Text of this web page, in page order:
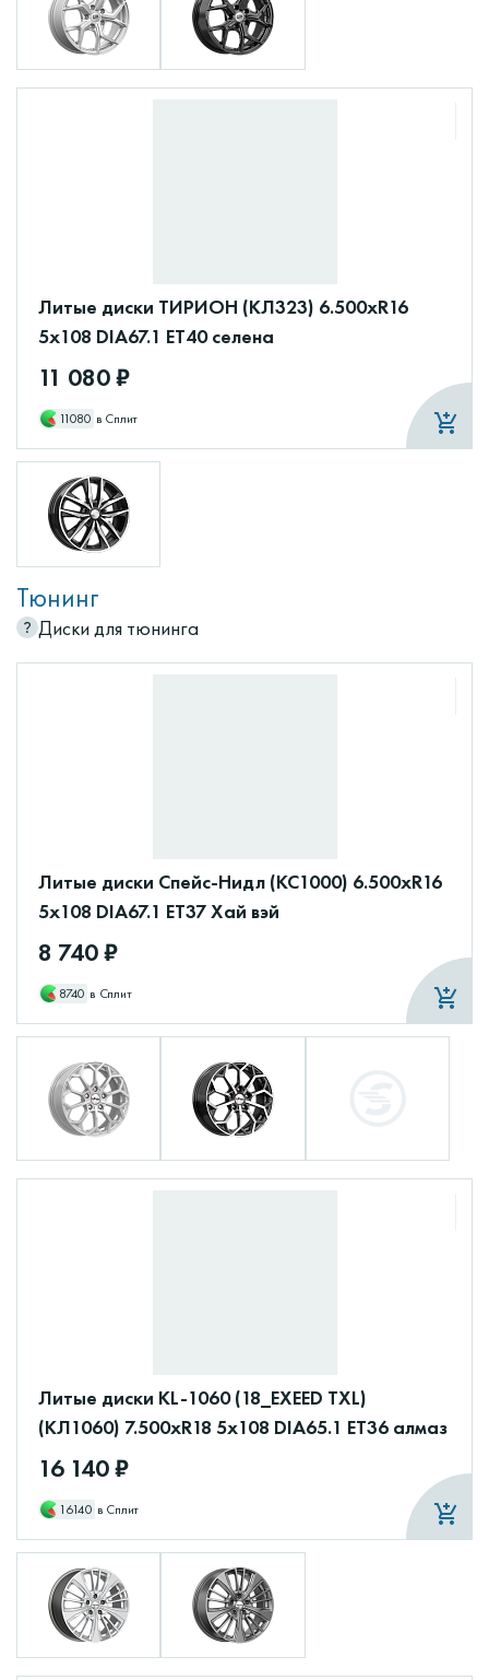
Литые диски ТИРИОН (КЛ323) 6.500xR16
5x108 DIA67.1 ET40 селена
11 080 ₽
11080 в Сплит
Тюнинг
Диски для тюнинга
Литые диски Спейс-Нидл (КС1000) 6.500xR16
5x108 DIA67.1 ET37 Хай вэй
8 740 ₽
8740 в Сплит
Литые диски KL-1060 (18_EXEED TXL)
(КЛ1060) 7.500xR18 5x108 DIA65.1 ET36 алмаз
16 140 ₽
16140 в Сплит